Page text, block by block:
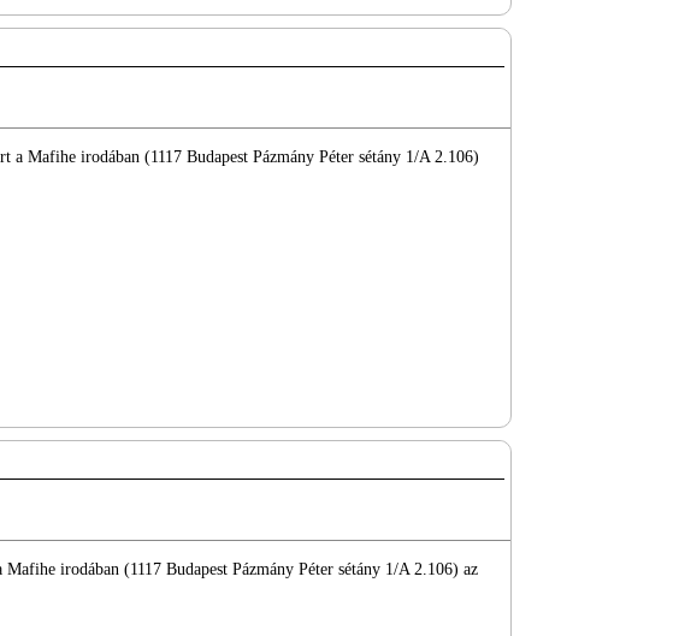
Mafihe irodában (1117 Budapest Pázmány Péter sétány 1/A 2.106)
irodában (1117 Budapest Pázmány Péter sétány 1/A 2.106) az